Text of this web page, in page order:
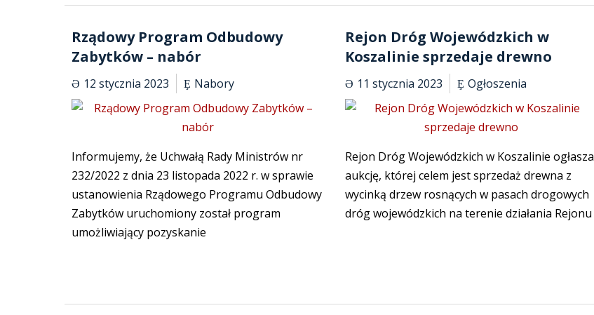
Rządowy Program Odbudowy
Zabytków – nabór
12 stycznia 2023 Nabory
Informujemy, że Uchwałą Rady Ministrów nr
232/2022 z dnia 23 listopada 2022 r. w sprawie
ustanowienia Rządowego Programu Odbudowy
Zabytków uruchomiony został program
umożliwiający pozyskanie
Rejon Dróg Wojewódzkich w
Koszalinie sprzedaje drewno
11 stycznia 2023 Ogłoszenia
Rejon Dróg Wojewódzkich w Koszalinie ogłasza
aukcję, której celem jest sprzedaż drewna z
wycinką drzew rosnących w pasach drogowych
dróg wojewódzkich na terenie działania Rejonu